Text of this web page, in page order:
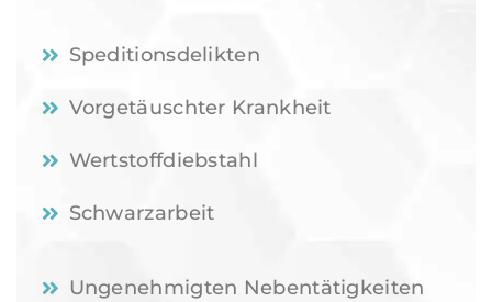
Speditionsdelikten
Vorgetäuschter Krankheit
Wertstoffdiebstahl
Schwarzarbeit
Ungenehmigten Nebentätigkeiten